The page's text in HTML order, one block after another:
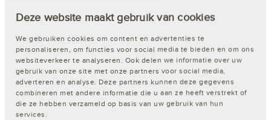
Deze website maakt gebruik van cookies
We gebruiken cookies om content en advertenties te
personaliseren, om functies voor social media te bieden en om ons
websiteverkeer te analyseren. Ook delen we informatie over uw
gebruik van onze site met onze partners voor social media,
adverteren en analyse. Deze partners kunnen deze gegevens
combineren met andere informatie die u aan ze heeft verstrekt of
die ze hebben verzameld op basis van uw gebruik van hun
services.
€ 17,50 < 24u
Artikelnr.:100341053
Lengte: 50 mm
Diameter Ø: 3,45 mm
Diameter draad Ø: 4,3 mm
Gewicht: 5 g